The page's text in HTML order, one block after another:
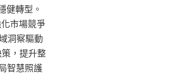
健轉型。
市場競爭
洞察驅動
，提升整
智慧照護